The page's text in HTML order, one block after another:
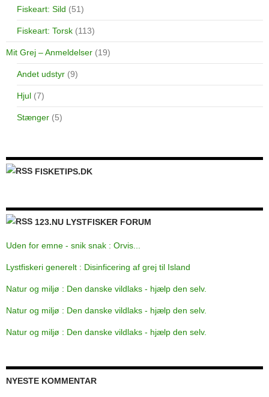
Fiskeart: Sild (51)
Fiskeart: Torsk (113)
Mit Grej – Anmeldelser (19)
Andet udstyr (9)
Hjul (7)
Stænger (5)
FISKETIPS.DK
123.NU LYSTFISKER FORUM
Uden for emne - snik snak : Orvis...
Lystfiskeri generelt : Disinficering af grej til Island
Natur og miljø : Den danske vildlaks - hjælp den selv.
Natur og miljø : Den danske vildlaks - hjælp den selv.
Natur og miljø : Den danske vildlaks - hjælp den selv.
NYESTE KOMMENTAR